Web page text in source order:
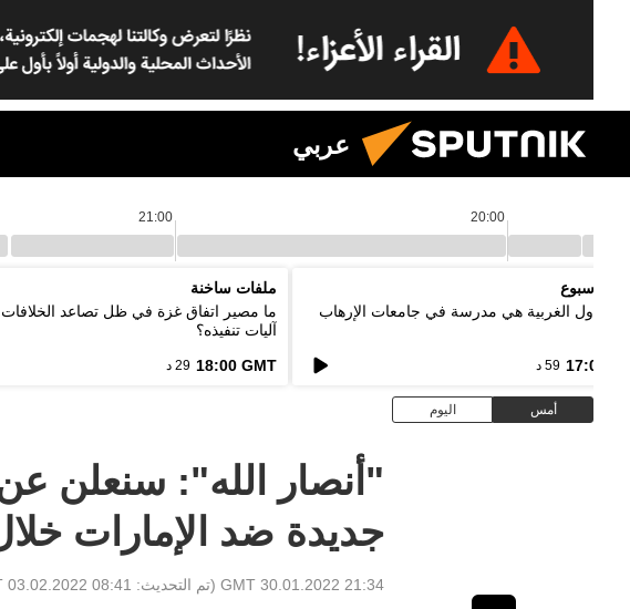
عربي
20:00
21:00
الأسبوع
الدول الغربية هي مدرسة في جامعات الإرهاب
17:00 59 د
ملفات ساخنة
ما مصير اتفاق غزة في ظل تصاعد
آليات تنفيذه؟
18:00 GMT 29 د
أمس اليوم
"أنصار الله": سنعلن
جديدة ضد الإمارات
21:34 GMT 30.01.2022 (تم التحديث: 08:41 GMT 03.02.2022